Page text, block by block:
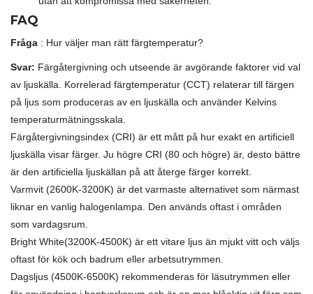
FAQ
Fråga : Hur väljer man rätt färgtemperatur?
Svar: Färgåtergivning och utseende är avgörande faktorer vid val
av ljuskälla. Korrelerad färgtemperatur (CCT) relaterar till färgen
på ljus som produceras av en ljuskälla och använder Kelvins
temperaturmätningsskala.
Färgåtergivningsindex (CRI) är ett mått på hur exakt en artificiell
ljuskälla visar färger. Ju högre CRI (80 och högre) är, desto bättre
är den artificiella ljuskällan på att återge färger korrekt.
Varmvit (2600K-3200K) är det varmaste alternativet som närmast
liknar en vanlig halogenlampa. Den används oftast i områden
som vardagsrum.
Bright White(3200K-4500K) är ett vitare ljus än mjukt vitt och väljs
oftast för kök och badrum eller arbetsutrymmen.
Dagsljus (4500K-6500K) rekommenderas för läsutrymmen eller